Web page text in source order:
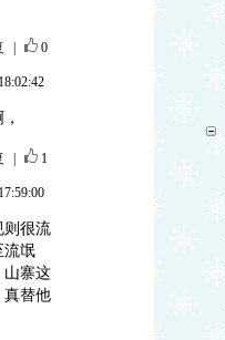
0
1
则很流
流氓
山寨这
真替他